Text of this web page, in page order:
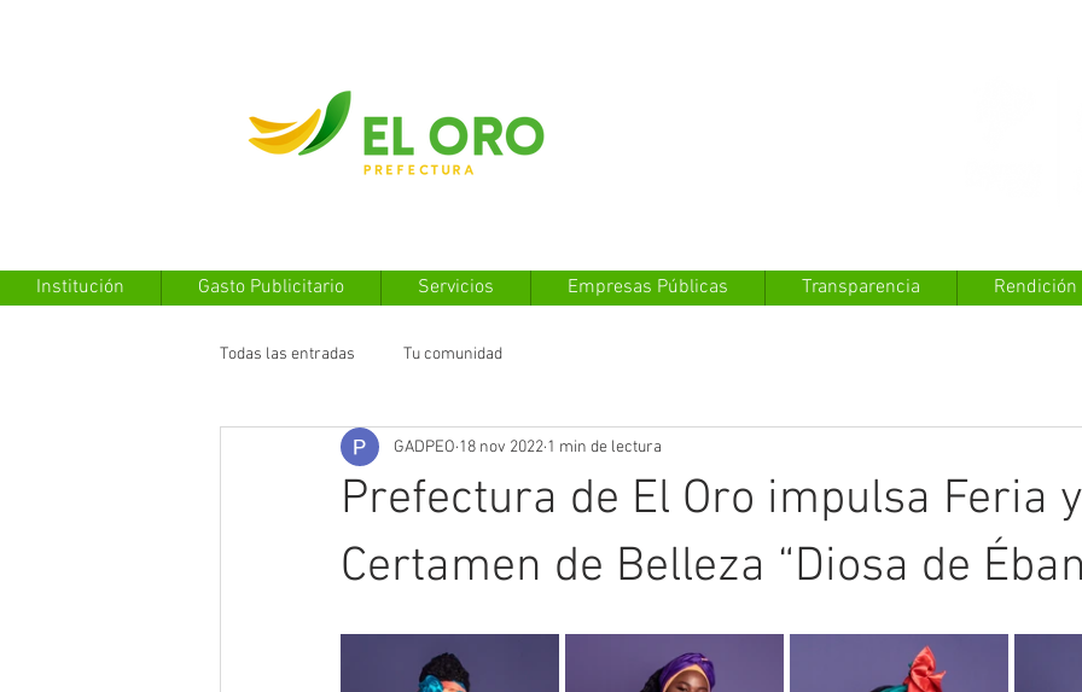
Institución Gasto Publicitario Servicios Empresas Públicas Transparencia
Todas las entradas Tu comunidad
Prefectura de El Oro impulsa Feria y
Certamen de Belleza “Diosa de
GADPEO 18 nov 2022 1 min de lectura